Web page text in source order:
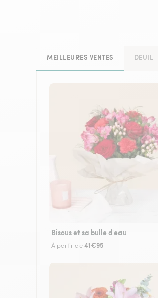
MEILLEURES VENTES DEUIL
Bisous et sa bulle d'eau
À partir de41€95